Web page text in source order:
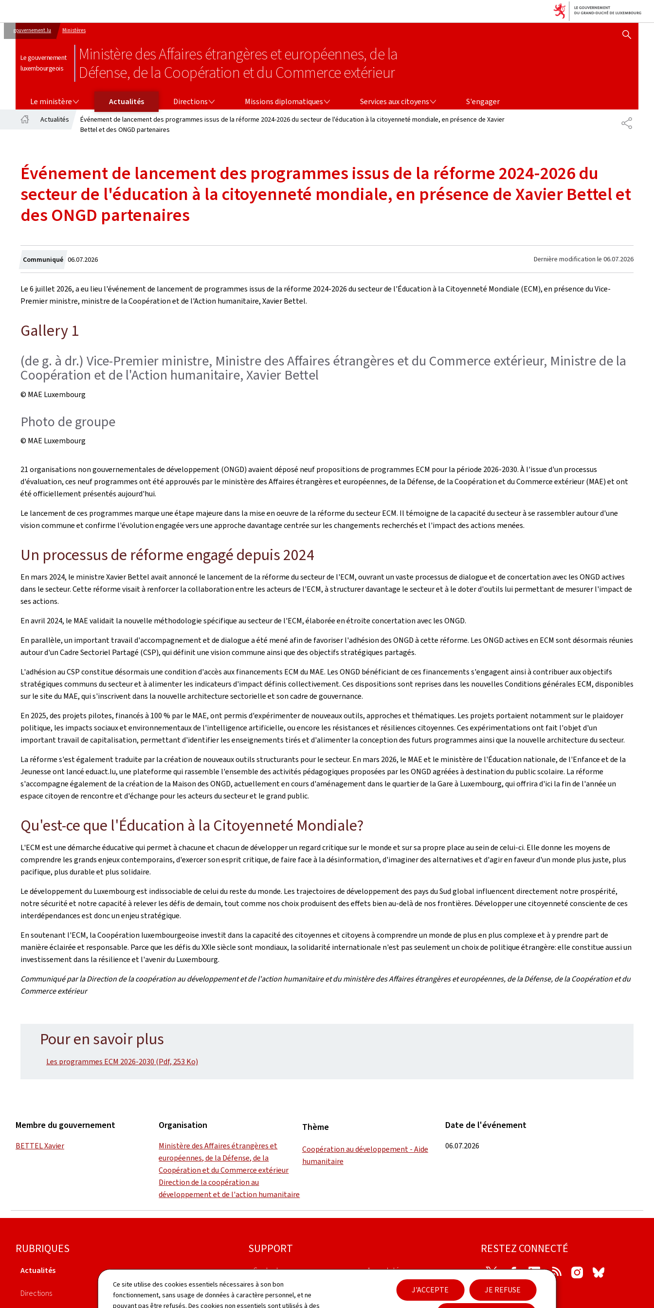
Ce site utilise des cookies essentiels nécessaires à son bon
fonctionnement, sans usage de données à caractère personnel, et ne
pouvant pas être refusés. Des cookies non essentiels sont utilisés à des
J'ACCEPTE JE REFUSE
gouvernement.lu Ministères
Le gouvernement
luxembourgeois
Ministère des Affaires étrangères et européennes, de la
Défense, de la Coopération et du Commerce extérieur
AFFICHER / MASQUER
Le ministère Actualités Directions Missions diplomatiques Services aux citoyens
S'engager
Actualités
Événement de lancement des programmes issus de la réforme 2024-2026 du secteur de l'éducation à la citoyenneté mondiale, en présence de Xavier
Bettel et des ONGD partenaires
Événement de lancement des programmes issus de la réforme 2024-2026 du
secteur de l'éducation à la citoyenneté mondiale, en présence de Xavier Bettel et
des ONGD partenaires
Communiqué Crée
le
06.07.2026 Dernière modification le 06.07.2026
Le 6 juillet 2026, a eu lieu l'événement de lancement de programmes issus de la réforme 2024-2026 du secteur de l'Éducation à la Citoyenneté Mondiale (ECM), en présence du Vice-
Premier ministre, ministre de la Coopération et de l'Action humanitaire, Xavier Bettel.
Gallery 1
(de g. à dr.) Vice-Premier ministre, Ministre des Affaires étrangères et du Commerce extérieur, Ministre de la
Coopération et de l'Action humanitaire, Xavier Bettel
© MAE Luxembourg
Photo de groupe
© MAE Luxembourg
21 organisations non gouvernementales de développement (ONGD) avaient déposé neuf propositions de programmes ECM pour la période 2026-2030. À l'issue d'un processus
d'évaluation, ces neuf programmes ont été approuvés par le ministère des Affaires étrangères et européennes, de la Défense, de la Coopération et du Commerce extérieur (MAE) et ont
été officiellement présentés aujourd'hui.
Le lancement de ces programmes marque une étape majeure dans la mise en oeuvre de la réforme du secteur ECM. Il témoigne de la capacité du secteur à se rassembler autour d'une
vision commune et confirme l'évolution engagée vers une approche davantage centrée sur les changements recherchés et l'impact des actions menées.
Un processus de réforme engagé depuis 2024
En mars 2024, le ministre Xavier Bettel avait annoncé le lancement de la réforme du secteur de l'ECM, ouvrant un vaste processus de dialogue et de concertation avec les ONGD actives
dans le secteur. Cette réforme visait à renforcer la collaboration entre les acteurs de l'ECM, à structurer davantage le secteur et à le doter d'outils lui permettant de mesurer l'impact de
ses actions.
En avril 2024, le MAE validait la nouvelle méthodologie spécifique au secteur de l'ECM, élaborée en étroite concertation avec les ONGD.
En parallèle, un important travail d'accompagnement et de dialogue a été mené afin de favoriser l'adhésion des ONGD à cette réforme. Les ONGD actives en ECM sont désormais réunies
autour d'un Cadre Sectoriel Partagé (CSP), qui définit une vision commune ainsi que des objectifs stratégiques partagés.
L'adhésion au CSP constitue désormais une condition d'accès aux financements ECM du MAE. Les ONGD bénéficiant de ces financements s'engagent ainsi à contribuer aux objectifs
stratégiques communs du secteur et à alimenter les indicateurs d'impact définis collectivement. Ces dispositions sont reprises dans les nouvelles Conditions générales ECM, disponibles
sur le site du MAE, qui s'inscrivent dans la nouvelle architecture sectorielle et son cadre de gouvernance.
En 2025, des projets pilotes, financés à 100 % par le MAE, ont permis d'expérimenter de nouveaux outils, approches et thématiques. Les projets portaient notamment sur le plaidoyer
politique, les impacts sociaux et environnementaux de l'intelligence artificielle, ou encore les résistances et résiliences citoyennes. Ces expérimentations ont fait l'objet d'un
important travail de capitalisation, permettant d'identifier les enseignements tirés et d'alimenter la conception des futurs programmes ainsi que la nouvelle architecture du secteur.
La réforme s'est également traduite par la création de nouveaux outils structurants pour le secteur. En mars 2026, le MAE et le ministère de l'Éducation nationale, de l'Enfance et de la
Jeunesse ont lancé eduact.lu, une plateforme qui rassemble l'ensemble des activités pédagogiques proposées par les ONGD agréées à destination du public scolaire. La réforme
s'accompagne également de la création de la Maison des ONGD, actuellement en cours d'aménagement dans le quartier de la Gare à Luxembourg, qui offrira d'ici la fin de l'année un
espace citoyen de rencontre et d'échange pour les acteurs du secteur et le grand public.
Qu'est-ce que l'Éducation à la Citoyenneté Mondiale?
L'ECM est une démarche éducative qui permet à chacune et chacun de développer un regard critique sur le monde et sur sa propre place au sein de celui-ci. Elle donne les moyens de
comprendre les grands enjeux contemporains, d'exercer son esprit critique, de faire face à la désinformation, d'imaginer des alternatives et d'agir en faveur d'un monde plus juste, plus
pacifique, plus durable et plus solidaire.
Le développement du Luxembourg est indissociable de celui du reste du monde. Les trajectoires de développement des pays du Sud global influencent directement notre prospérité,
notre sécurité et notre capacité à relever les défis de demain, tout comme nos choix produisent des effets bien au-delà de nos frontières. Développer une citoyenneté consciente de ces
interdépendances est donc un enjeu stratégique.
En soutenant l'ECM, la Coopération luxembourgeoise investit dans la capacité des citoyennes et citoyens à comprendre un monde de plus en plus complexe et à y prendre part de
manière éclairée et responsable. Parce que les défis du XXIe siècle sont mondiaux, la solidarité internationale n'est pas seulement un choix de politique étrangère: elle constitue aussi un
investissement dans la résilience et l'avenir du Luxembourg.
Communiqué par la Direction de la coopération au développement et de l'action humanitaire et du ministère des Affaires étrangères et européennes, de la Défense, de la Coopération et du
Commerce extérieur
Pour en savoir plus
Les programmes ECM 2026-2030 (Pdf, 253 Ko)
Membre du gouvernement
BETTEL Xavier
Organisation
Ministère des Affaires étrangères et
européennes, de la Défense, de la
Coopération et du Commerce extérieur
Direction de la coopération au
développement et de l'action humanitaire
Thème
Coopération au développement - Aide
humanitaire
Date de l'événement
06.07.2026
Pied
de
RUBRIQUES
Actualités
Directions
Publications
SUPPORT
Contact
Plan du site
Aspects légaux
Déclaration d'accessibilité
RESTEZ CONNECTÉ
TwitterFacebookLinkedIn RSS Instagram